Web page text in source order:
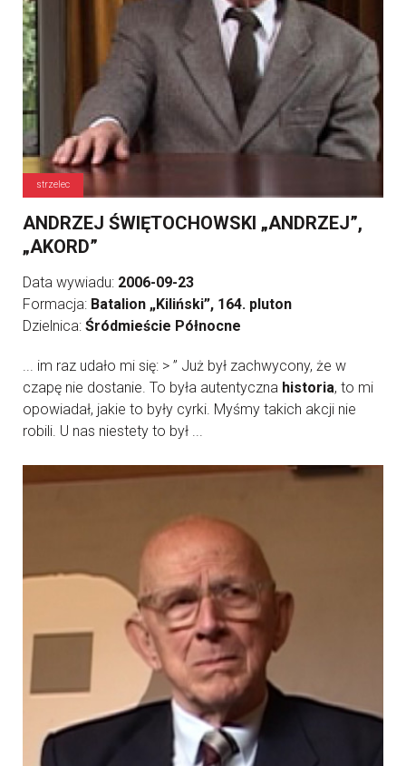
strzelec
ANDRZEJ ŚWIĘTOCHOWSKI „ANDRZEJ”,
„AKORD”
Data wywiadu: 2006-09-23
Formacja: Batalion „Kiliński”, 164. pluton
Dzielnica: Śródmieście Północne
... im raz udało mi się: > ” Już był zachwycony, że w
czapę nie dostanie. To była autentyczna historia, to mi
opowiadał, jakie to były cyrki. Myśmy takich akcji nie
robili. U nas niestety to był ...